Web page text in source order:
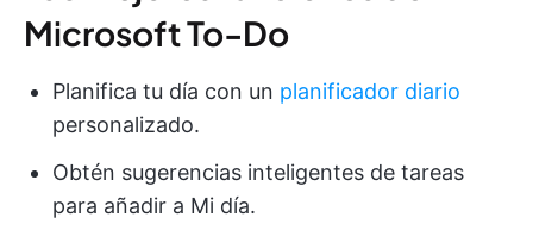
Microsoft To-Do
Planifica tu día con un planificador diario
personalizado.
Obtén sugerencias inteligentes de tareas
para añadir a Mi día.